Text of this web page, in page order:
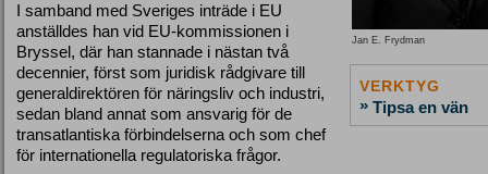
Jan E. Frydman
VERKTYG
» Tipsa en vän
I samband med Sveriges inträde i EU
anställdes han vid EU-kommissionen i
Bryssel, där han stannade i nästan två
decennier, först som juridisk rådgivare till
generaldirektören för näringsliv och industri,
sedan bland annat som ansvarig för de
transatlantiska förbindelserna och som chef
för internationella regulatoriska frågor.